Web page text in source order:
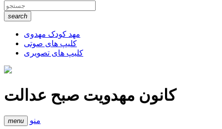
search
مهد کودک مهدوی
کلیپ های صوتی
کلیپ های تصویری
کانون مهدویت صبح عدالت
menu منو